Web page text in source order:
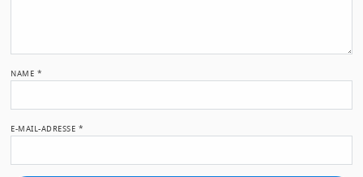
NAME *
E-MAIL-ADRESSE *